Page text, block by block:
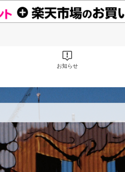
お知らせ